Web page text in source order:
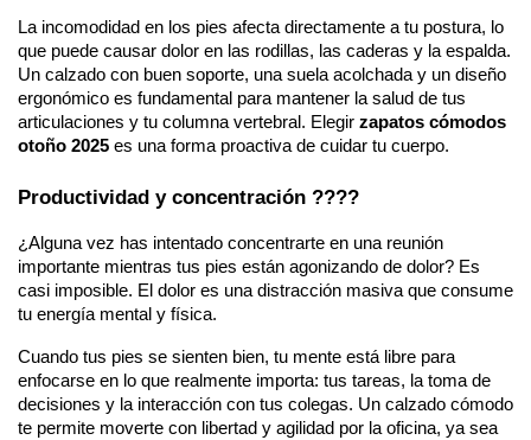
La incomodidad en los pies afecta directamente a tu postura, lo
que puede causar dolor en las rodillas, las caderas y la espalda.
Un calzado con buen soporte, una suela acolchada y un diseño
ergonómico es fundamental para mantener la salud de tus
articulaciones y tu columna vertebral. Elegir zapatos cómodos
otoño 2025 es una forma proactiva de cuidar tu cuerpo.
Productividad y concentración ????
¿Alguna vez has intentado concentrarte en una reunión
importante mientras tus pies están agonizando de dolor? Es
casi imposible. El dolor es una distracción masiva que consume
tu energía mental y física.
Cuando tus pies se sienten bien, tu mente está libre para
enfocarse en lo que realmente importa: tus tareas, la toma de
decisiones y la interacción con tus colegas. Un calzado cómodo
te permite moverte con libertad y agilidad por la oficina, ya sea